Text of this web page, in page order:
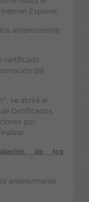
Explorer.
anteriormente
certificado
del
se abrirá el
Certificados.
por
de los
anteriormente